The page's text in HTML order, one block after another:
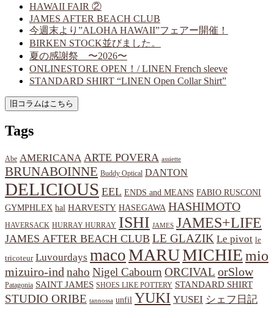
HAWAII FAIR ②
JAMES AFTER BEACH CLUB
今週末より”ALOHA HAWAII”フェアー開催！
BIRKEN STOCK並びました。
夏の感謝祭 〜2026〜
ONLINESTORE OPEN！/ LINEN French sleeve
STANDARD SHIRT “LINEN Open Collar Shirt”
Tags
Abe AMERICANA ARTE POVERA assiette
BRUNABOINNE Buddy Optical DANTON
DELICIOUS EEL ENDS and MEANS FABIO RUSCONI
GYMPHLEX hal HARVESTY HASEGAWA HASHIMOTO
HAVERSACK HURRAY HURRAY ISHI JAMES JAMES+LIFE
JAMES AFTER BEACH CLUB LE GLAZIK Le pivot le
tricoteur Luvourdays macoMARUMICHIEmio
mizuiro-indnaho Nigel Cabourn ORCIVAL orSlow
Patagonia SAINT JAMES SHOES LIKE POTTERY STANDARD SHIRT
STUDIO ORIBE tannossa unfil YUKI YUSEI シェフ日記